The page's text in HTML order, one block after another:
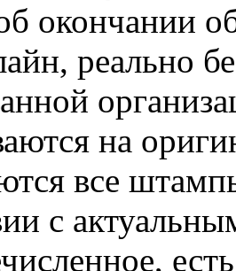
окончании
реально
на
все
с